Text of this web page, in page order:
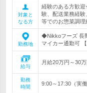
対象と
なる方
経験のある方歓
験、配送業務経
等でのお惣菜調理
勤務地
◆Nikkoフーズ 長
マイカー通勤可
給与
月給20万円～30
勤務
時間
9:00～17:30（実